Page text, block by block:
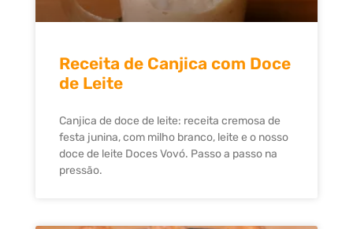
Receita de Canjica com Doce
de Leite
Canjica de doce de leite: receita cremosa de
festa junina, com milho branco, leite e o nosso
doce de leite Doces Vovó. Passo a passo na
pressão.